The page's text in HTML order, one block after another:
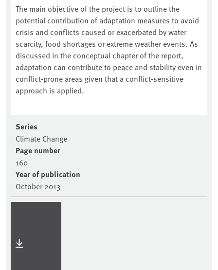
The main objective of the project is to outline the
potential contribution of adaptation measures to avoid
crisis and conflicts caused or exacerbated by water
scarcity, food shortages or extreme weather events. As
discussed in the conceptual chapter of the report,
adaptation can contribute to peace and stability even in
conflict-prone areas given that a conflict-sensitive
approach is applied.
Series
Climate Change
Page number
160
Year of publication
October 2013